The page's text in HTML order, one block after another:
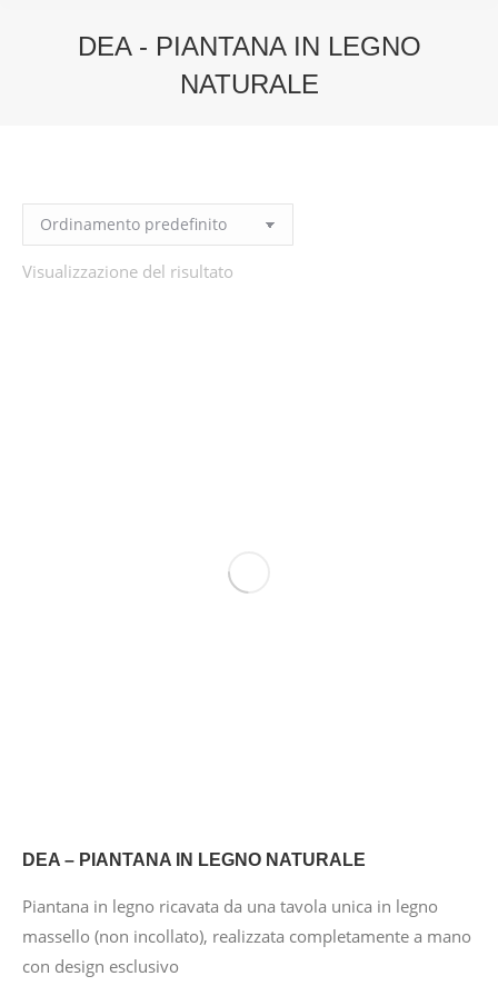
DEA - PIANTANA IN LEGNO
NATURALE
Visualizzazione del risultato
DEA – PIANTANA IN LEGNO NATURALE
Piantana in legno ricavata da una tavola unica in legno
massello (non incollato), realizzata completamente a mano
con design esclusivo